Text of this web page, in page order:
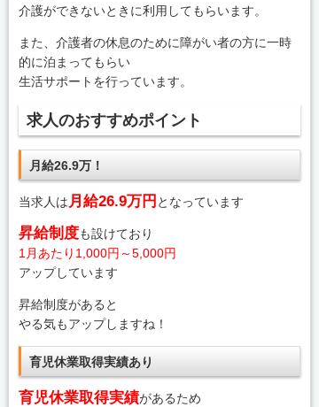
介護ができないときに利用してもらいます。
また、介護者の休息のために障がい者の方に一時
的に泊まってもらい
生活サポートを行っています。
求人のおすすめポイント
月給26.9万！
当求人は月給26.9万円 となっています
昇給制度も設けており
1月あたり1,000円～5,000円
アップしています
昇給制度があると
やる気もアップしますね！
育児休業取得実績あり
育児休業取得実績があるため